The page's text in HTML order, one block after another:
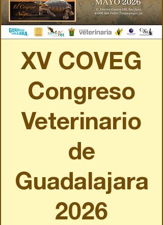
XV COVEG
Congreso
Veterinario
de
Guadalajara
2026